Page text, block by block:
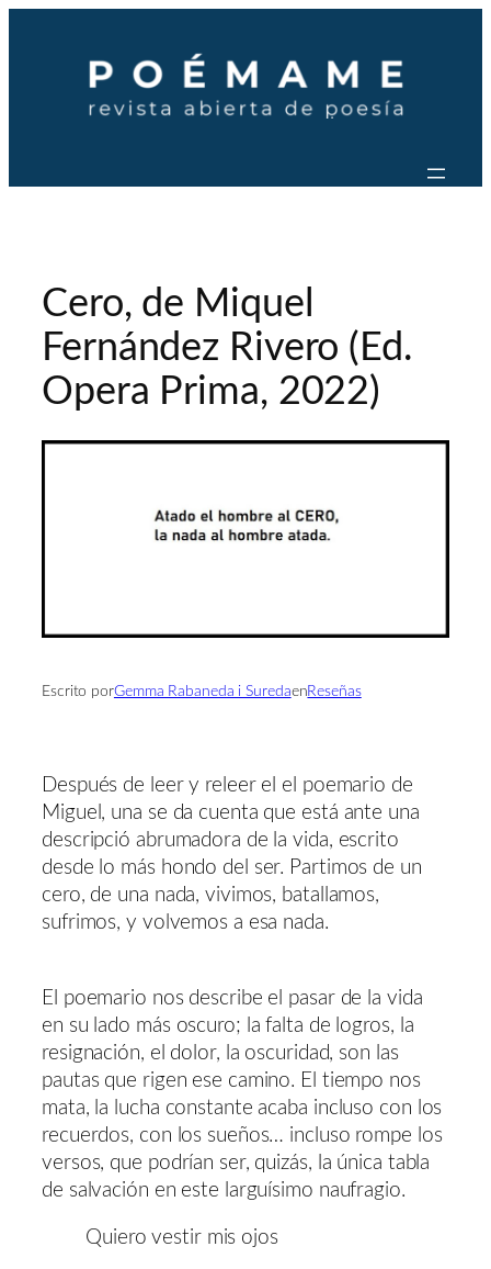
contenido
Cero, de Miquel
Fernández Rivero (Ed.
Opera Prima, 2022)
Escrito porGemma Rabaneda i SuredaenReseñas
Después de leer y releer el el poemario de
Miguel, una se da cuenta que está ante una
descripció abrumadora de la vida, escrito
desde lo más hondo del ser. Partimos de un
cero, de una nada, vivimos, batallamos,
sufrimos, y volvemos a esa nada.
El poemario nos describe el pasar de la vida
en su lado más oscuro; la falta de logros, la
resignación, el dolor, la oscuridad, son las
pautas que rigen ese camino. El tiempo nos
mata, la lucha constante acaba incluso con los
recuerdos, con los sueños… incluso rompe los
versos, que podrían ser, quizás, la única tabla
de salvación en este larguísimo naufragio.
Quiero vestir mis ojos